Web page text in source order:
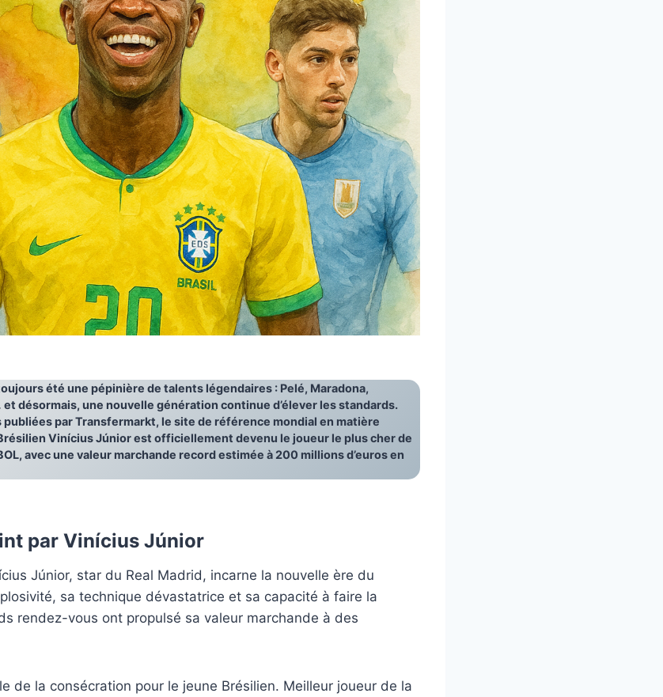
été une pépinière de talents légendaires : Pelé, Maradona,
désormais, une nouvelle génération continue d’élever les standards.
publiées parTransfermarkt, le site de référence mondial en matière
Vinícius Júnior est officiellement devenu le joueur le plus cher de
avec une valeur marchande record estimée à 200 millions d’euros en
par Vinícius Júnior
Júnior, star du Real Madrid, incarne la nouvelle ère du
sa technique dévastatrice et sa capacité à faire la
rendez-vous ont propulsé sa valeur marchande à des
de la consécration pour le jeune Brésilien. Meilleur joueur de la